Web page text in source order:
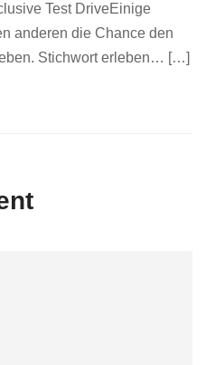
Test DriveEinige
anderen die Chance den
Stichwort erleben… […]